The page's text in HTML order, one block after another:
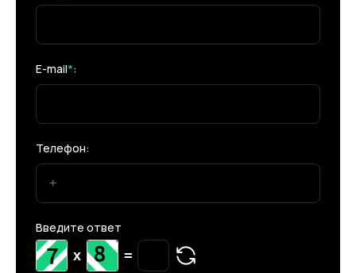
E-mail*:
Телефон:
Введите ответ
x =